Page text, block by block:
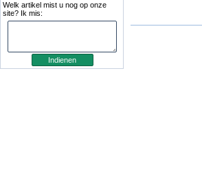
Welk artikel mist u nog op onze
site? Ik mis: